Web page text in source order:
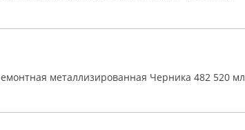
металлизированная Черника 482 520 мл